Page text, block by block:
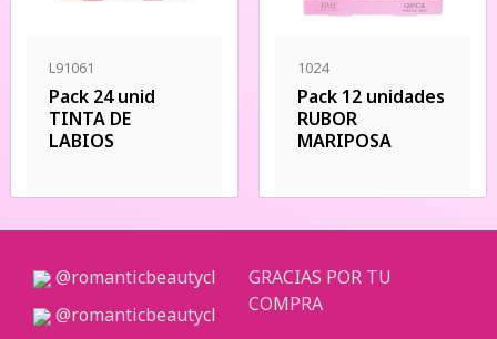
L91061
Pack 24 unid
TINTA DE
LABIOS
1024
Pack 12 unidades
RUBOR
MARIPOSA
@romanticbeautycl
@romanticbeautycl
GRACIAS POR TU
COMPRA